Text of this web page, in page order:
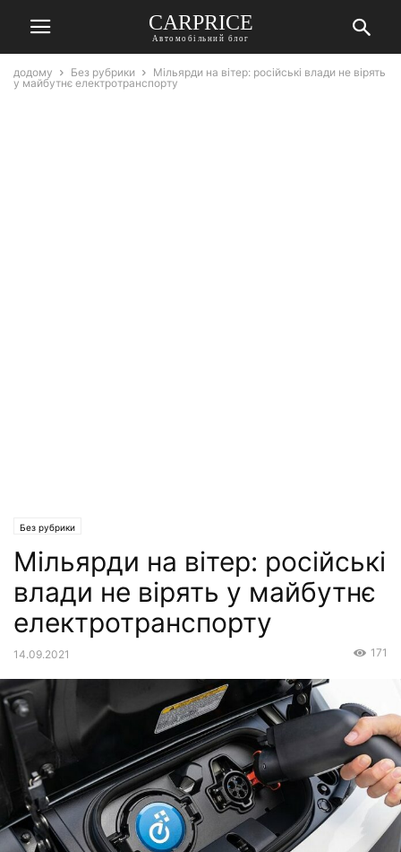
СARPRICE
Автомобільний блог
додому Без рубрики
Мільярди на вітер: російські влади не вірять
у майбутнє електротранспорту
Без рубрики
Мільярди на вітер: російські
влади не вірять у майбутнє
електротранспорту
14.09.2021 171